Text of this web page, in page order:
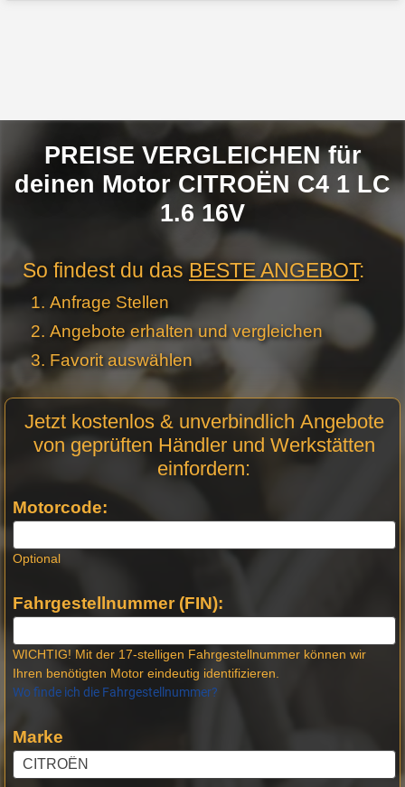
PREISE VERGLEICHEN für
deinen Motor CITROËN C4 1 LC
1.6 16V
So findest du dasBESTE ANGEBOT:
Anfrage Stellen
Angebote erhalten und vergleichen
Favorit auswählen
Anfrage
Stellen -
Jetzt kostenlos & unverbindlich Angebote
von geprüften Händler und Werkstätten
einfordern:
Motorcode:
Optional
Fahrgestellnummer (FIN):
WICHTIG! Mit der 17-stelligen Fahrgestellnummer können wir
Ihren benötigten Motor eindeutig identifizieren.
Wo finde ich die Fahrgestellnummer?
Marke